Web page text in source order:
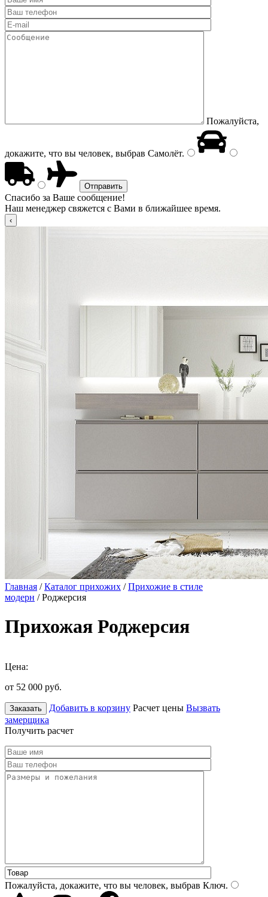
Пожалуйста,
докажите, что вы человек, выбрав Самолёт.
Спасибо за Ваше сообщение!
Наш менеджер свяжется с Вами в ближайшее время.
Главная /Каталог прихожих /Прихожие в стиле
модерн / Роджерсия
Прихожая Роджерсия
Цена:
от 52 000 руб.
Заказать Добавить в корзину Расчет цены Вызвать
замерщика
Получить расчет
Пожалуйста, докажите, что вы человек, выбрав Ключ.